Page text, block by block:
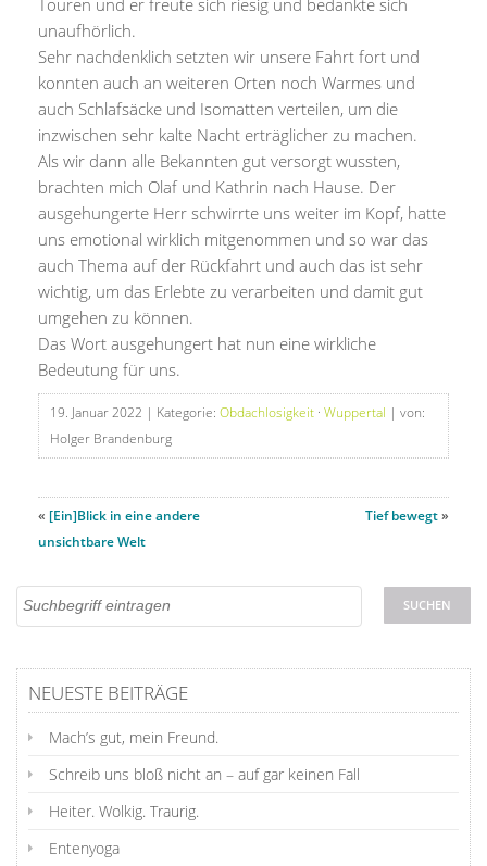
Touren und er freute sich riesig und bedankte sich
unaufhörlich.
Sehr nachdenklich setzten wir unsere Fahrt fort und
konnten auch an weiteren Orten noch Warmes und
auch Schlafsäcke und Isomatten verteilen, um die
inzwischen sehr kalte Nacht erträglicher zu machen.
Als wir dann alle Bekannten gut versorgt wussten,
brachten mich Olaf und Kathrin nach Hause. Der
ausgehungerte Herr schwirrte uns weiter im Kopf, hatte
uns emotional wirklich mitgenommen und so war das
auch Thema auf der Rückfahrt und auch das ist sehr
wichtig, um das Erlebte zu verarbeiten und damit gut
umgehen zu können.
Das Wort ausgehungert hat nun eine wirkliche
Bedeutung für uns.
19. Januar 2022 | Kategorie: Obdachlosigkeit · Wuppertal | von:
Holger Brandenburg
« [Ein]Blick in eine andere
unsichtbare Welt
Tief bewegt»
NEUESTE BEITRÄGE
Mach’s gut, mein Freund.
Schreib uns bloß nicht an – auf gar keinen Fall
Heiter. Wolkig. Traurig.
Entenyoga